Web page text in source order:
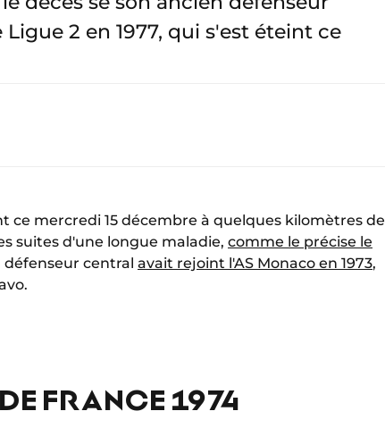
2 en 1977, qui s'est éteint ce
ce mercredi 15 décembre à quelques kilomètres de
suites d'une longue maladie, comme le précise le
défenseur central avait rejoint l'AS Monaco en 1973,
FRANCE 1974